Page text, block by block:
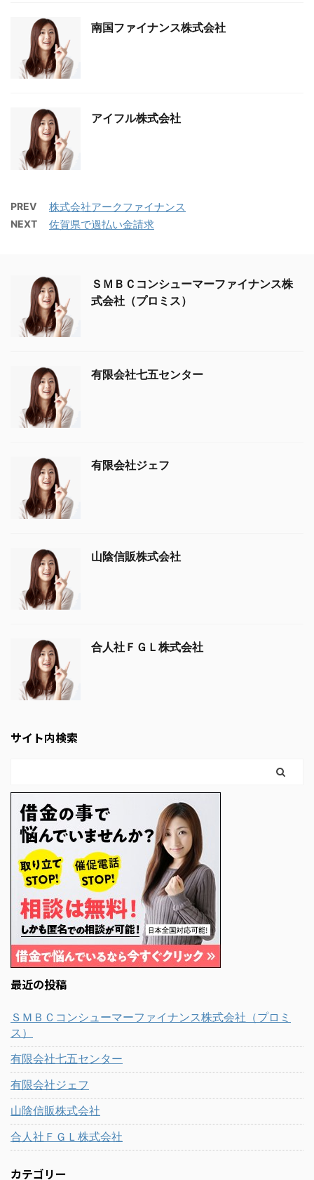
南国ファイナンス株式会社
アイフル株式会社
PREV 株式会社アークファイナンス
NEXT 佐賀県で過払い金請求
ＳＭＢＣコンシューマーファイナンス株
式会社（プロミス）
有限会社七五センター
有限会社ジェフ
山陰信販株式会社
合人社ＦＧＬ株式会社
サイト内検索
最近の投稿
ＳＭＢＣコンシューマーファイナンス株式会社（プロミ
ス）
有限会社七五センター
有限会社ジェフ
山陰信販株式会社
合人社ＦＧＬ株式会社
カテゴリー